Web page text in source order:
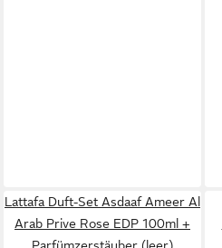
Lattafa Duft-Set Asdaaf Ameer Al
Arab Prive Rose EDP 100ml +
Parfümzerstäuber (leer)